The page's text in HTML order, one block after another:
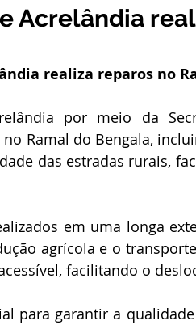
e Governo
Convênios e Parcerias
seletivo Nota de
Acrelândia
realiza reparos no
por meio da
Ramal do Bengala,
das estradas rurais,
em uma longa
agrícola e o
facilitando o
para garantir a